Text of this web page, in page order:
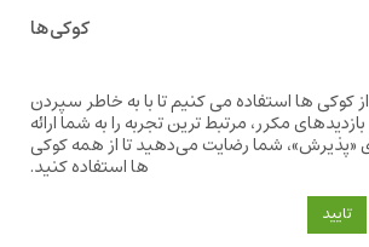
و
تجربه‌ها
شخصی
کوکی‌ها
کوکی ها استفاده می کنیم تا با به خاطر سپردن
مکرر، مرتبط ترین تجربه را به شما ارائه
«پذیرش»، شما رضایت می‌دهید تا از همه کوکی
ها استفاده کنید.
تایید